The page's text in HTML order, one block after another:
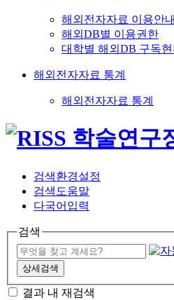
해외전자자료 이용안내
해외DB별 이용권한
대학별 해외DB 구독
해외전자자료 통계
해외전자자료 통계
검색환경설정
검색도움말
다국어입력
검색
상세검색
결과 내 재검색